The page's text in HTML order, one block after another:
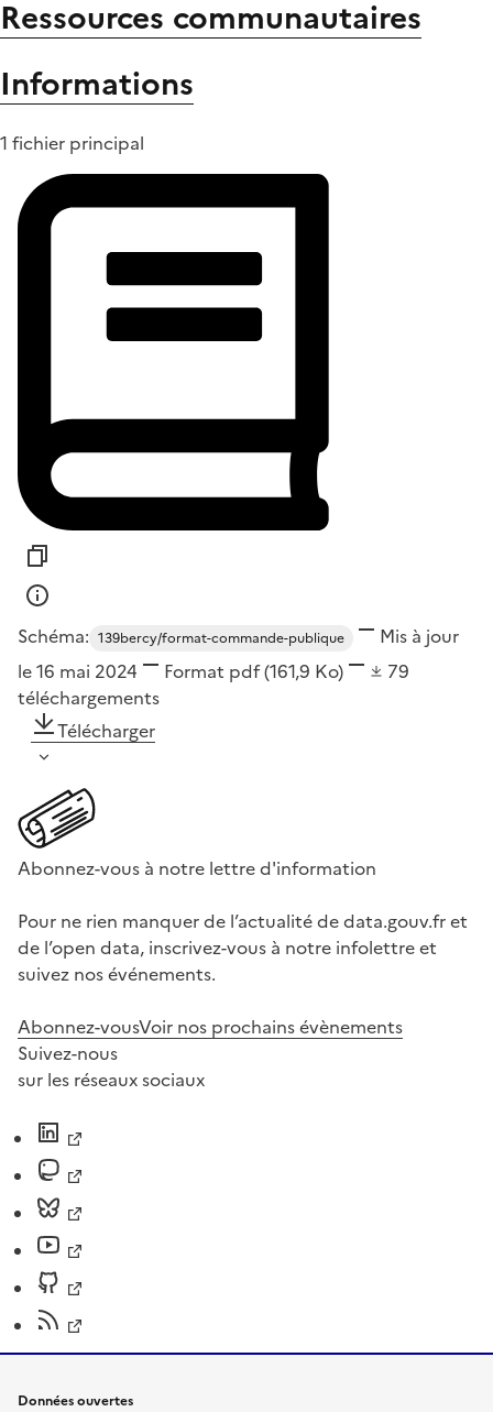
Ressources communautaires
Informations
1 fichier principal
Schéma: 139bercy/format-commande-publique
Mis à jour
le 16 mai 2024
Format pdf(161,9 Ko)
79
téléchargements
Télécharger
Abonnez-vous à notre lettre d'information
Pour ne rien manquer de l’actualité de data.gouv.fr et
de l’open data, inscrivez-vous à notre infolettre et
suivez nos événements.
Abonnez-vousVoir nos prochains évènements
Suivez-nous
sur les réseaux sociaux
Données ouvertes